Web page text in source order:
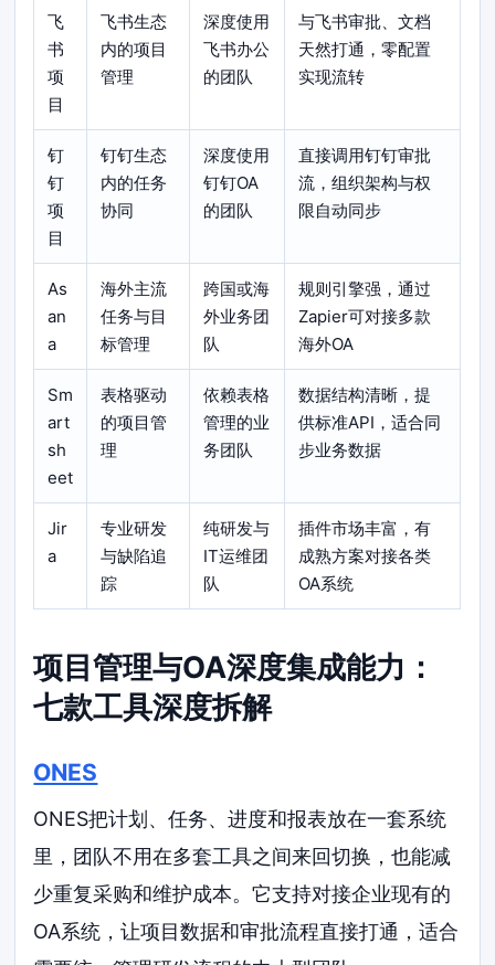
飞
书
项
目
飞书生态
内的项目
管理
深度使用
飞书办公
的团队
与飞书审批、文档
天然打通，零配置
实现流转
钉
钉
项
目
钉钉生态
内的任务
协同
深度使用
钉钉OA
的团队
直接调用钉钉审批
流，组织架构与权
限自动同步
As
an
a
海外主流
任务与目
标管理
跨国或海
外业务团
队
规则引擎强，通过
Zapier可对接多款
海外OA
Sm
art
sh
eet
表格驱动
的项目管
理
依赖表格
管理的业
务团队
数据结构清晰，提
供标准API，适合同
步业务数据
Jir
a
专业研发
与缺陷追
踪
纯研发与
IT运维团
队
插件市场丰富，有
成熟方案对接各类
OA系统
项目管理与OA深度集成能力：
七款工具深度拆解
ONES
ONES把计划、任务、进度和报表放在一套系统
里，团队不用在多套工具之间来回切换，也能减
少重复采购和维护成本。它支持对接企业现有的
OA系统，让项目数据和审批流程直接打通，适合